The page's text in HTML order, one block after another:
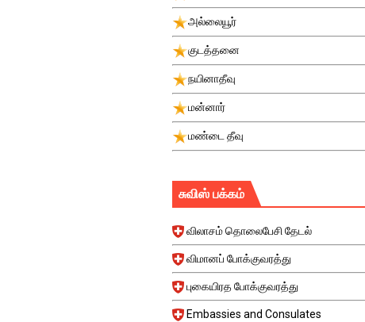
அல்லையூர்
குடத்தனை
நயினாதீவு
மன்னார்
மண்டை தீவு
சுவிஸ் பக்கம்
விலாசம் தொலைபேசி தேடல்
விமானப் போக்குவரத்து
புகையிரத போக்குவரத்து
Embassies and Consulates